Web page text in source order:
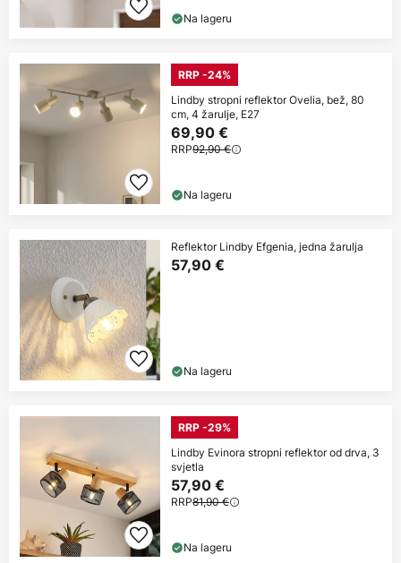
Na lageru
RRP -24%
Lindby stropni reflektor Ovelia, bež, 80
cm, 4 žarulje, E27
69,90 €
RRP92,90 €
Na lageru
Reflektor Lindby Efgenia, jedna žarulja
57,90 €
Na lageru
RRP -29%
Lindby Evinora stropni reflektor od drva, 3
svjetla
57,90 €
RRP81,90 €
Na lageru